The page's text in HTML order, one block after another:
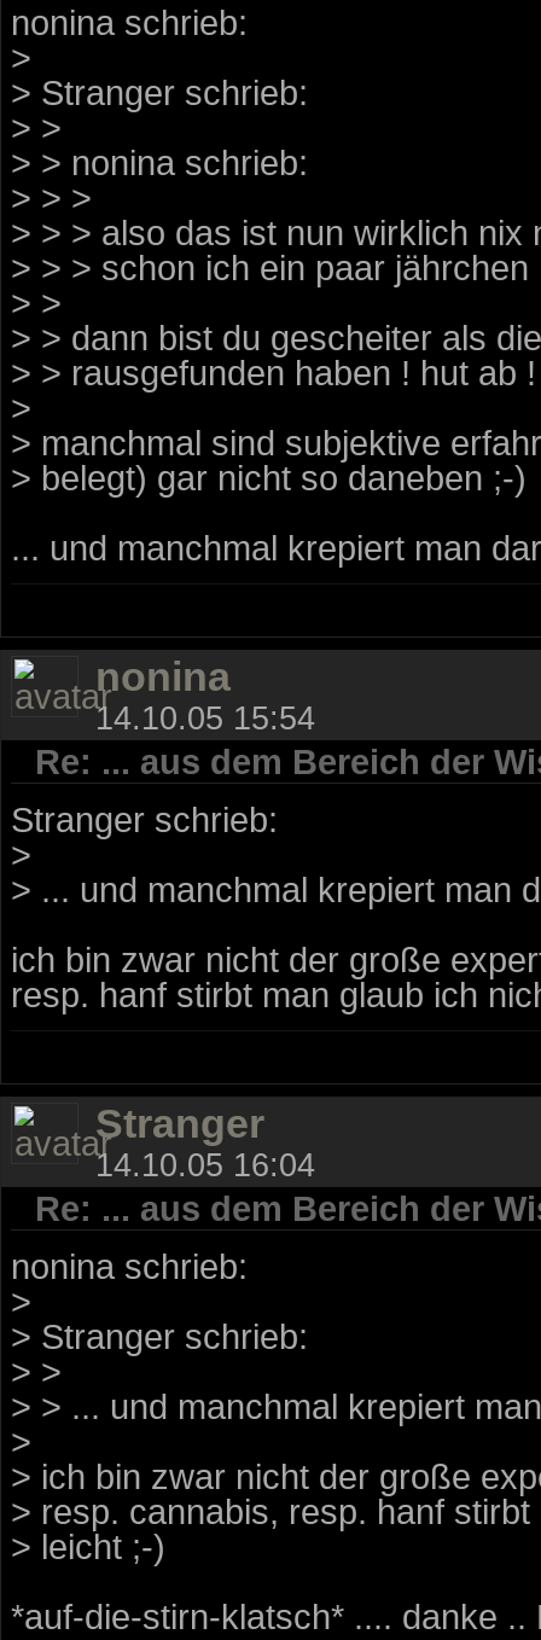
nonina schrieb:
>
> Stranger schrieb:
> >
> > nonina schrieb:
> > >
> > > also das ist nun wirklich nix
> > > schon ich ein paar jährchen
> >
> > dann bist du gescheiter als
> > rausgefunden haben ! hut ab !
>
> manchmal sind subjektive
> belegt) gar nicht so daneben ;-)
... und manchmal krepiert man
nonina
14.10.05 15:54
Re: ... aus dem Bereich der
Stranger schrieb:
>
> ... und manchmal krepiert man
ich bin zwar nicht der große
resp. hanf stirbt man glaub ich
Stranger
14.10.05 16:04
Re: ... aus dem Bereich der
nonina schrieb:
>
> Stranger schrieb:
> >
> > ... und manchmal krepiert
>
> ich bin zwar nicht der große
> resp. cannabis, resp. hanf
> leicht ;-)
*auf-die-stirn-klatsch* .... danke